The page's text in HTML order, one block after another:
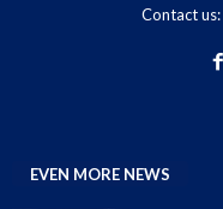
Contact us:
EVEN MORE NEWS